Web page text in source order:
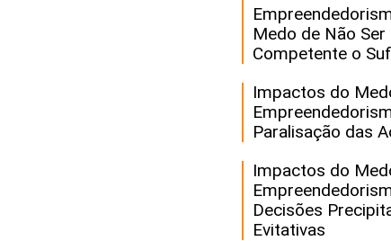
Medo de Não Ser
Competente o
Impactos do
Paralisação das
Impactos do
Decisões
Evitativas